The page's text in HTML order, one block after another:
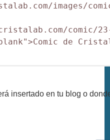
images/
comic/
de
insertado en tu blog o